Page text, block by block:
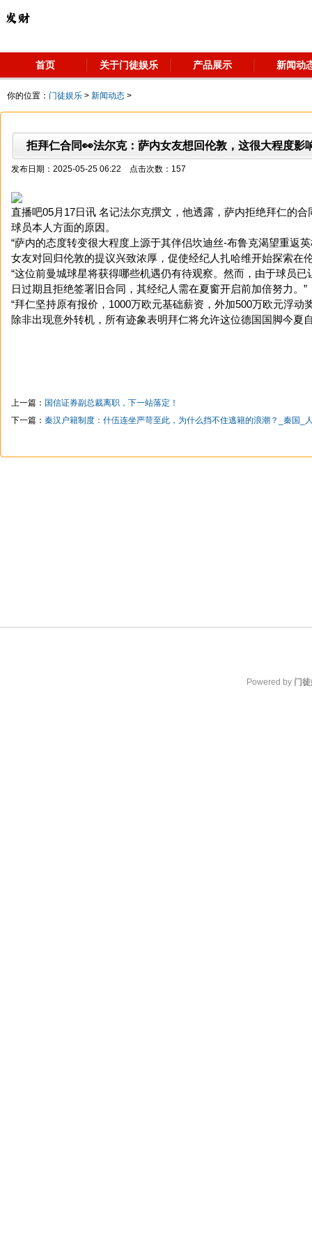
首页 关于门徒娱乐 产品展示 新闻动
你的位置： 门徒娱乐 > 新闻动态 >
拒拜仁合同👀法尔克：萨内女友想回伦敦，这很大程度影
发布日期：2025-05-25 06:22 点击次数：157
直播吧05月17日讯 名记法尔克撰文，他透露，萨内拒绝拜仁的
球员本人方面的原因。
“萨内的态度转变很大程度上源于其伴侣坎迪丝-布鲁克渴望重返
女友对回归伦敦的提议兴致浓厚，促使经纪人扎哈维开始探索在
“这位前曼城球星将获得哪些机遇仍有待观察。然而，由于球员已
日过期且拒绝签署旧合同，其经纪人需在夏窗开启前加倍努力。”
“拜仁坚持原有报价，1000万欧元基础薪资，外加500万欧元浮动
除非出现意外转机，所有迹象表明拜仁将允许这位德国国脚今夏
上一篇： 国信证券副总裁离职，下一站落定！
下一篇： 秦汉户籍制度：什伍连坐严苛至此，为什么挡不住逃籍的浪潮？_秦国_
Powered by 门